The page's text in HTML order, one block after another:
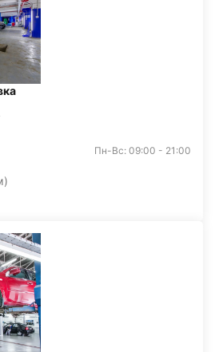
Пн-Вс: 09:00 - 21:00